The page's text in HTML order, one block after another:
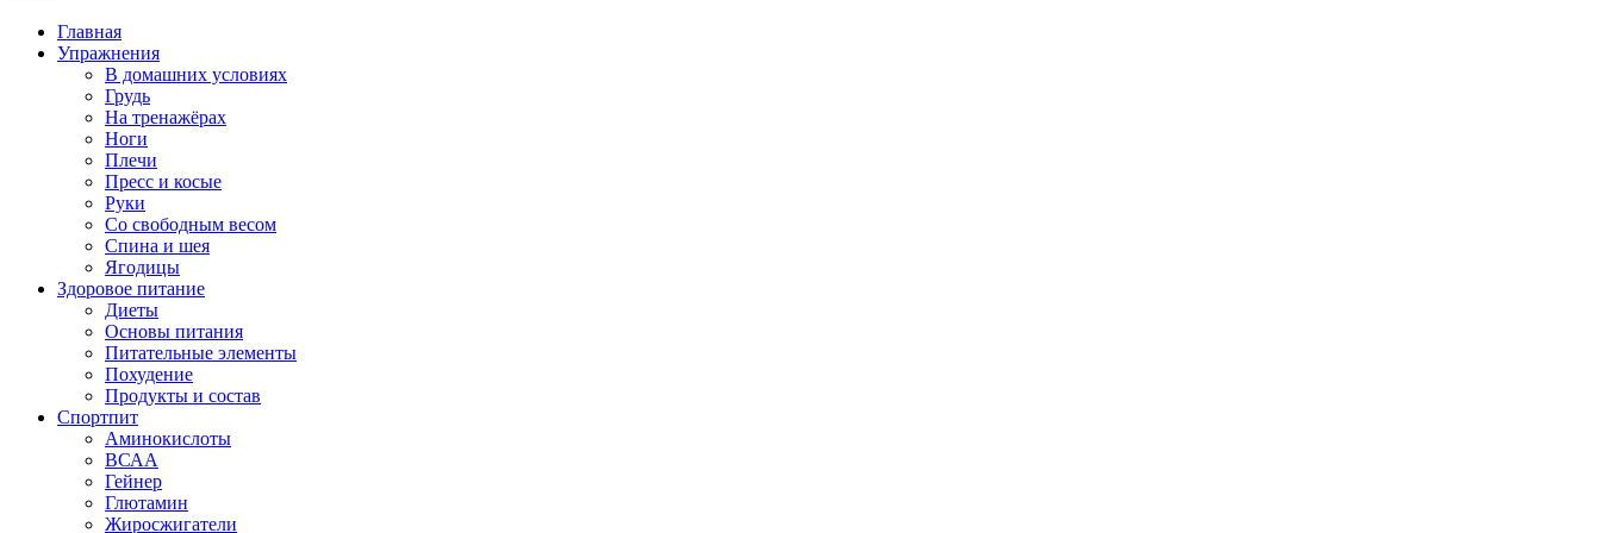
Главная
Упражнения
В домашних условиях
Грудь
На тренажёрах
Ноги
Плечи
Пресс и косые
Руки
Со свободным весом
Спина и шея
Ягодицы
Здоровое питание
Диеты
Основы питания
Питательные элементы
Похудение
Продукты и состав
Спортпит
Аминокислоты
ВСАА
Гейнер
Глютамин
Жиросжигатели